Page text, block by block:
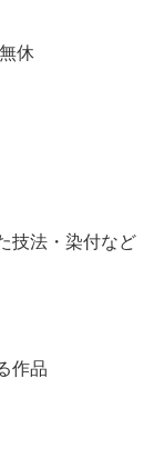
休
技法・染付など
作品